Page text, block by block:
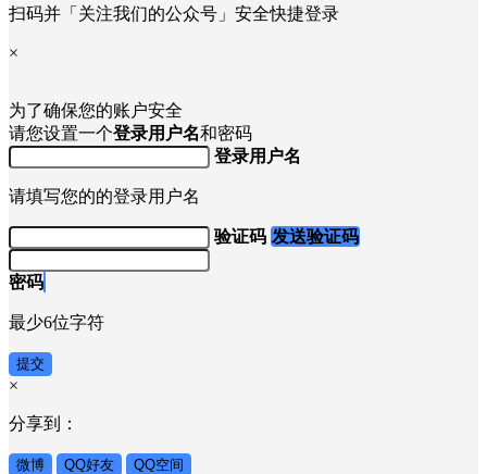
扫码并「关注我们的公众号」安全快捷登录
×
为了确保您的账户安全
请您设置一个登录用户名和密码
登录用户名
请填写您的的登录用户名
验证码 发送验证码
密码
最少6位字符
提交
×
分享到：
微博 QQ好友 QQ空间